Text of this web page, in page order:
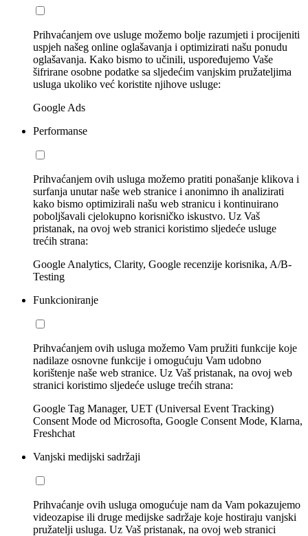
Prihvaćanjem ove usluge možemo bolje razumjeti i procijeniti
uspjeh našeg online oglašavanja i optimizirati našu ponudu
oglašavanja. Kako bismo to učinili, uspoređujemo Vaše
šifrirane osobne podatke sa sljedećim vanjskim pružateljima
usluga ukoliko već koristite njihove usluge:
Google Ads
Performanse
Prihvaćanjem ovih usluga možemo pratiti ponašanje klikova i
surfanja unutar naše web stranice i anonimno ih analizirati
kako bismo optimizirali našu web stranicu i kontinuirano
poboljšavali cjelokupno korisničko iskustvo. Uz Vaš
pristanak, na ovoj web stranici koristimo sljedeće usluge
trećih strana:
Google Analytics, Clarity, Google recenzije korisnika, A/B-
Testing
Funkcioniranje
Prihvaćanjem ovih usluga možemo Vam pružiti funkcije koje
nadilaze osnovne funkcije i omogućuju Vam udobno
korištenje naše web stranice. Uz Vaš pristanak, na ovoj web
stranici koristimo sljedeće usluge trećih strana:
Google Tag Manager, UET (Universal Event Tracking)
Consent Mode od Microsofta, Google Consent Mode, Klarna,
Freshchat
Vanjski medijski sadržaji
Prihvaćanje ovih usluga omogućuje nam da Vam pokazujemo
videozapise ili druge medijske sadržaje koje hostiraju vanjski
pružatelji usluga. Uz Vaš pristanak, na ovoj web stranici